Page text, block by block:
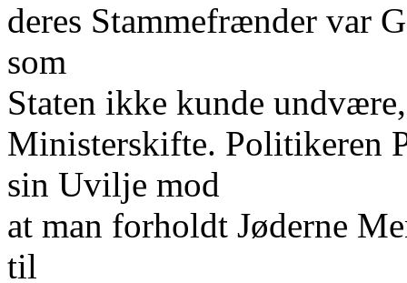
deres Stammefrænder var
som
Staten ikke kunde
Ministerskifte. Politikeren
sin Uvilje mod
at man forholdt Jøderne
til